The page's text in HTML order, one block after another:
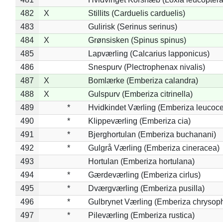
482
X
Stillits (Carduelis carduelis)
483
Gulirisk (Serinus serinus)
484
X
Grønsisken (Spinus spinus)
485
Lapværling (Calcarius lapponicus)
486
Snespurv (Plectrophenax nivalis)
487
X
Bomlærke (Emberiza calandra)
488
X
Gulspurv (Emberiza citrinella)
489
*
Hvidkindet Værling (Emberiza
490
*
Klippeværling (Emberiza cia)
491
*
Bjerghortulan (Emberiza buchanani)
492
*
Gulgrå Værling (Emberiza cineracea)
493
Hortulan (Emberiza hortulana)
494
*
Gærdeværling (Emberiza cirlus)
495
*
Dværgværling (Emberiza pusilla)
496
*
Gulbrynet Værling (Emberiza
497
* Pileværling (Emberiza rustica)